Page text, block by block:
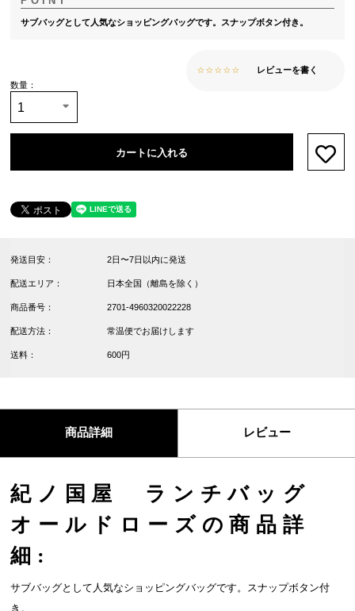
サブバッグとして人気なショッピングバッグです。スナップボタン付き。
レビューを書く
カートに入れる
発送目安： 2日〜7日以内に発送
配送エリア： 日本全国（離島を除く）
商品番号： 2701-4960320022228
配送方法： 常温便でお届けします
送料： 600円
商品詳細 レビュー
紀ノ国屋 ランチバッグ
オールドローズの商品詳
細:
サブバッグとして人気なショッピングバッグです。スナップボタン付
き。